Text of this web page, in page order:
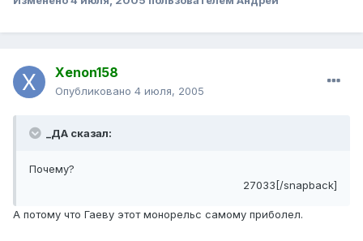
Xenon158
Опубликовано 4 июля, 2005
_ДА сказал:
Почему?
27033[/snapback]
А потому что Гаеву этот монорельс самому приболел.